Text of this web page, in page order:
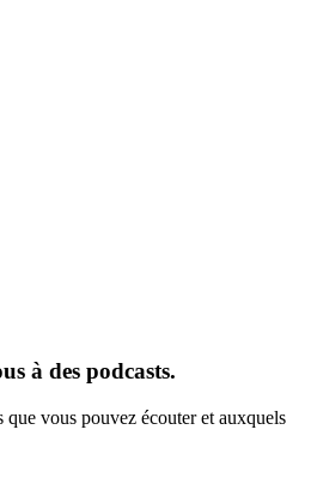
à des podcasts.
vous pouvez écouter et auxquels